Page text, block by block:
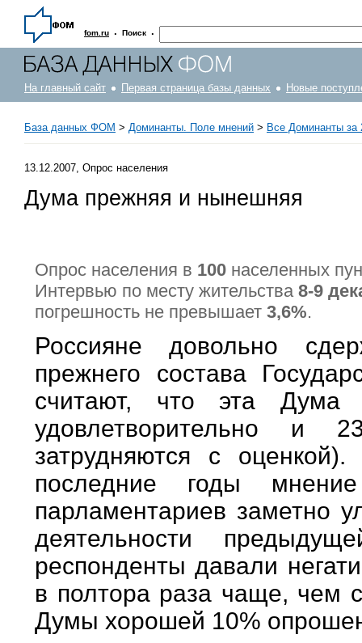
fom.ru · Поиск ·
На главный сайт Первая страница базы данных Новые
База данных ФОМ > Доминанты. Поле мнений > Все Доминанты за
13.12.2007, Опрос населения
Дума прежняя и нынешняя
Опрос населения в 100 населенных
Интервью по месту жительства 8-9
погрешность не превышает 3,6%.
Россияне довольно
прежнего состава
считают, что эта
удовлетворительно и
затрудняются с
последние годы
парламентариев заметно
деятельности
респонденты давали
в полтора раза чаще, чем
Думы хорошей 10%